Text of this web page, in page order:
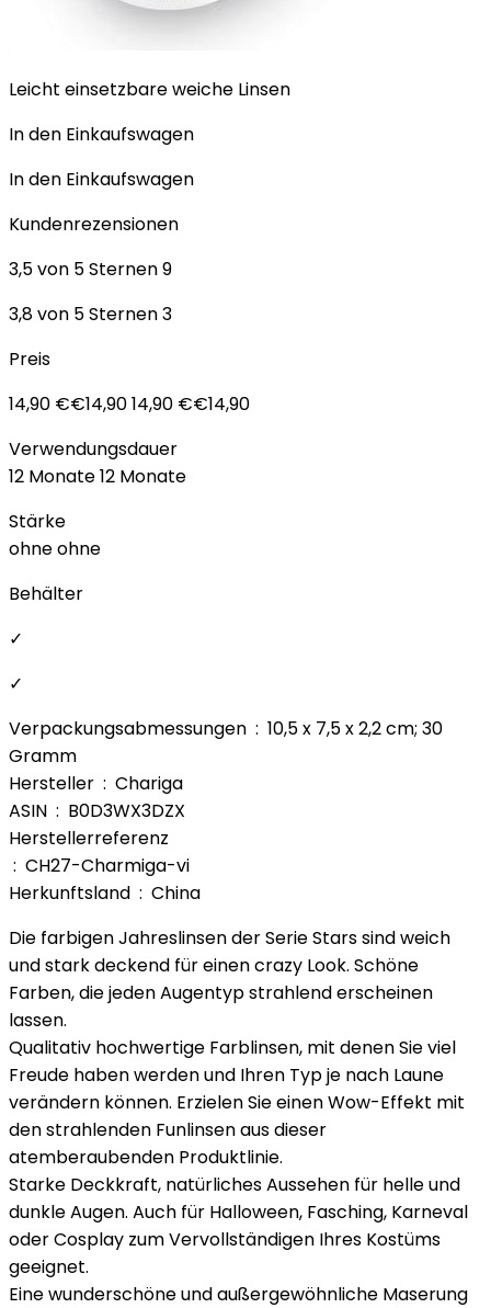
Leicht einsetzbare weiche Linsen
In den Einkaufswagen
In den Einkaufswagen
Kundenrezensionen
3,5 von 5 Sternen 9
3,8 von 5 Sternen 3
Preis
14,90 €€14,90 14,90 €€14,90
Verwendungsdauer
12 Monate 12 Monate
Stärke
ohne ohne
Behälter
✓
✓
Verpackungsabmessungen ‏ : ‎ 10,5 x 7,5 x 2,2 cm; 30
Gramm
Hersteller ‏ : ‎ Chariga
ASIN ‏ : ‎ B0D3WX3DZX
Herstellerreferenz
‏ : ‎ CH27-Charmiga-vi
Herkunftsland ‏ : ‎ China
Die farbigen Jahreslinsen der Serie Stars sind weich
und stark deckend für einen crazy Look. Schöne
Farben, die jeden Augentyp strahlend erscheinen
lassen.
Qualitativ hochwertige Farblinsen, mit denen Sie viel
Freude haben werden und Ihren Typ je nach Laune
verändern können. Erzielen Sie einen Wow-Effekt mit
den strahlenden Funlinsen aus dieser
atemberaubenden Produktlinie.
Starke Deckkraft, natürliches Aussehen für helle und
dunkle Augen. Auch für Halloween, Fasching, Karneval
oder Cosplay zum Vervollständigen Ihres Kostüms
geeignet.
Eine wunderschöne und außergewöhnliche Maserung